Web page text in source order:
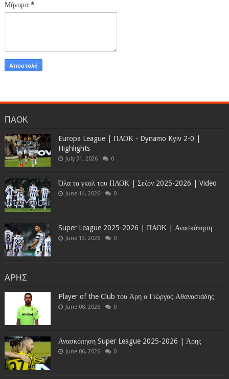
Μήνυμα *
ΠΑΟΚ
Europa League | ΠΑΟΚ - Dynamo Kyiv 2-0 |
Highlights
July 31, 2026 0
Όλα τα γκολ του ΠΑΟΚ | Σεζόν 2025-2026 | Video
June 14, 2026 0
Super League 2025-2026 | ΠΑΟΚ | Ανασκόπηση
June 13, 2026 0
ΑΡΗΣ
Player of the Club του Άρη ο Γιώργος Αθανασιάδης
June 08, 2026 0
Ανασκόπηση Super League 2025-2026 | Άρης
June 06, 2026 0